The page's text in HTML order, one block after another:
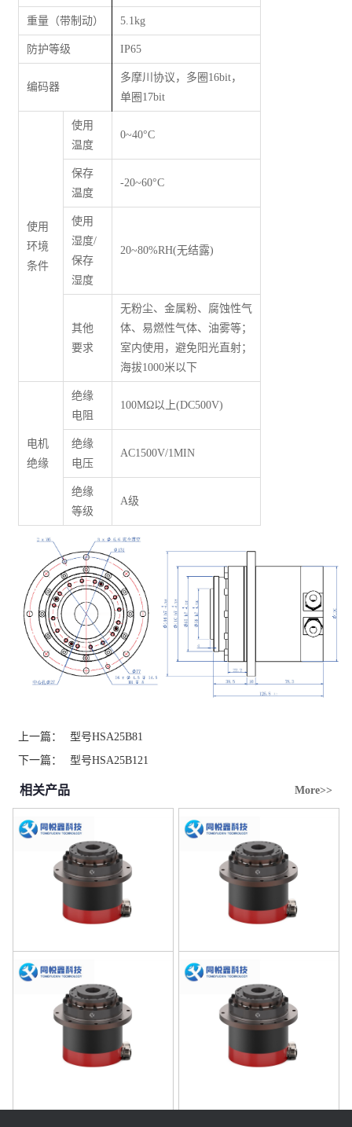
重量（带制动） 5.1kg
防护等级 IP65
编码器
多摩川协议，多圈16bit，
单圈17bit
使用
环境
条件
使用
温度
0~40°C
保存
温度
-20~60°C
使用
湿度/
保存
湿度
20~80%RH(无结露)
其他
要求
无粉尘、金属粉、腐蚀性气
体、易燃性气体、油雾等；
室内使用，避免阳光直射；
海拔1000米以下
电机
绝缘
绝缘
电阻
100MΩ以上(DC500V)
绝缘
电压
AC1500V/1MIN
绝缘
等级
A级
上一篇：
型号HSA25B81
下一篇：
型号HSA25B121
相关产品 More>>
型号HSA25B51 型号HSA25B81